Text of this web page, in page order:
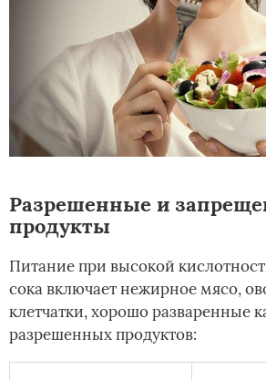
Разрешенные и
продукты
Питание при высокой
сока включает нежирное мясо,
клетчатки, хорошо разваренные
разрешенных продуктов: